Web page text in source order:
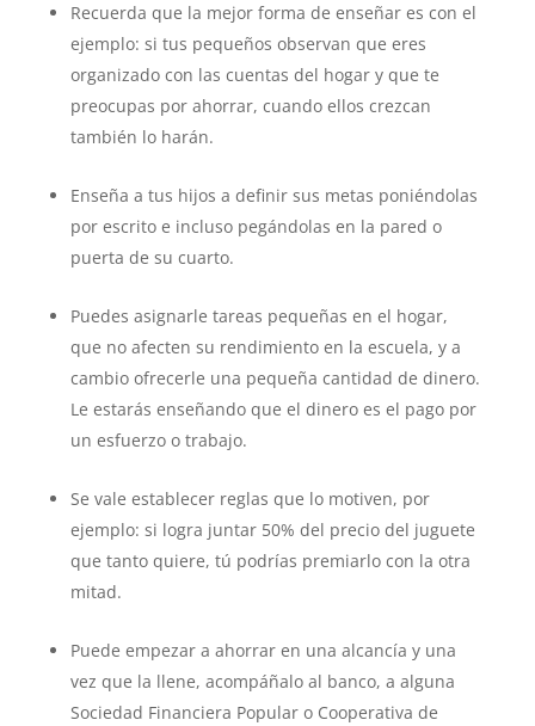
Recuerda que la mejor forma de enseñar es con el
ejemplo: si tus pequeños observan que eres
organizado con las cuentas del hogar y que te
preocupas por ahorrar, cuando ellos crezcan
también lo harán.
Enseña a tus hijos a definir sus metas poniéndolas
por escrito e incluso pegándolas en la pared o
puerta de su cuarto.
Puedes asignarle tareas pequeñas en el hogar,
que no afecten su rendimiento en la escuela, y a
cambio ofrecerle una pequeña cantidad de dinero.
Le estarás enseñando que el dinero es el pago por
un esfuerzo o trabajo.
Se vale establecer reglas que lo motiven, por
ejemplo: si logra juntar 50% del precio del juguete
que tanto quiere, tú podrías premiarlo con la otra
mitad.
Puede empezar a ahorrar en una alcancía y una
vez que la llene, acompáñalo al banco, a alguna
Sociedad Financiera Popular o Cooperativa de